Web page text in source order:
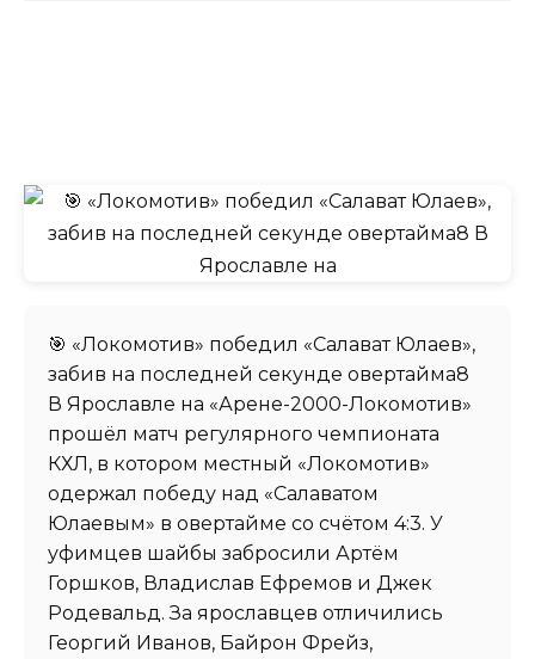
🎯 «Локомотив» победил «Салават Юлаев»,
забив на последней секунде овертайма8
В Ярославле на «Арене-2000-Локомотив»
прошёл матч регулярного чемпионата
КХЛ, в котором местный «Локомотив»
одержал победу над «Салаватом
Юлаевым» в овертайме со счётом 4:3. У
уфимцев шайбы забросили Артём
Горшков, Владислав Ефремов и Джек
Родевальд. За ярославцев отличились
Георгий Иванов, Байрон Фрейз,